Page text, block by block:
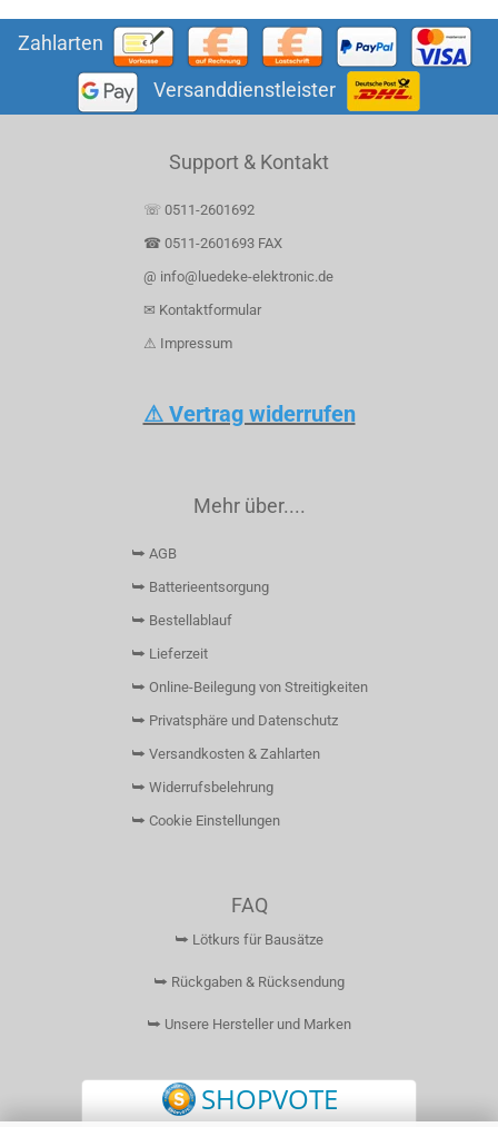
Zahlarten
Versanddienstleister
Support & Kontakt
☏ 0511-2601692
☎ 0511-2601693 FAX
@ info@luedeke-elektronic.de
✉ Kontaktformular
⚠ Impressum
⚠ Vertrag widerrufen
Mehr über....
⮩ AGB
⮩ Batterieentsorgung
⮩ Bestellablauf
⮩ Lieferzeit
⮩ Online-Beilegung von Streitigkeiten
⮩ Privatsphäre und Datenschutz
⮩ Versandkosten & Zahlarten
⮩ Widerrufsbelehrung
⮩ Cookie Einstellungen
FAQ
⮩ Lötkurs für Bausätze
⮩ Rückgaben & Rücksendung
⮩ Unsere Hersteller und Marken